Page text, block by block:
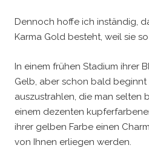
Dennoch hoffe ich inständig,
Karma Gold besteht, weil sie
In einem frühen Stadium ihrer
Gelb, aber schon bald beginnt
auszustrahlen, die man selten
einem dezenten
ihrer gelben Farbe einen
von Ihnen erliegen werden.